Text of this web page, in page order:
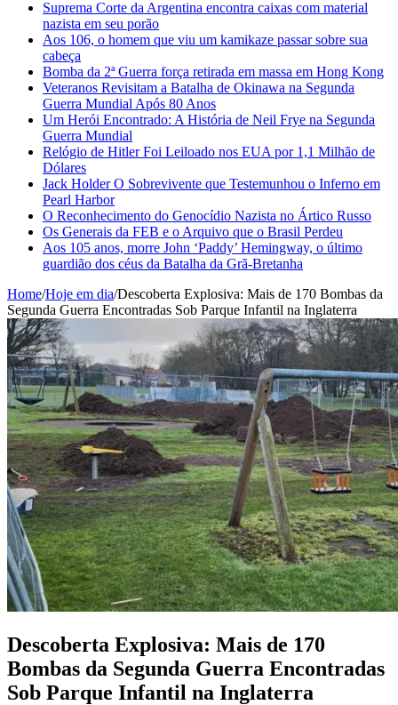
Suprema Corte da Argentina encontra caixas com material
nazista em seu porão
Aos 106, o homem que viu um kamikaze passar sobre sua
cabeça
Bomba da 2ª Guerra força retirada em massa em Hong Kong
Veteranos Revisitam a Batalha de Okinawa na Segunda
Guerra Mundial Após 80 Anos
Um Herói Encontrado: A História de Neil Frye na Segunda
Guerra Mundial
Relógio de Hitler Foi Leiloado nos EUA por 1,1 Milhão de
Dólares
Jack Holder O Sobrevivente que Testemunhou o Inferno em
Pearl Harbor
O Reconhecimento do Genocídio Nazista no Ártico Russo
Os Generais da FEB e o Arquivo que o Brasil Perdeu
Aos 105 anos, morre John ‘Paddy’ Hemingway, o último
guardião dos céus da Batalha da Grã-Bretanha
Home/Hoje em dia/Descoberta Explosiva: Mais de 170 Bombas da
Segunda Guerra Encontradas Sob Parque Infantil na Inglaterra
Descoberta Explosiva: Mais de 170
Bombas da Segunda Guerra Encontradas
Sob Parque Infantil na Inglaterra